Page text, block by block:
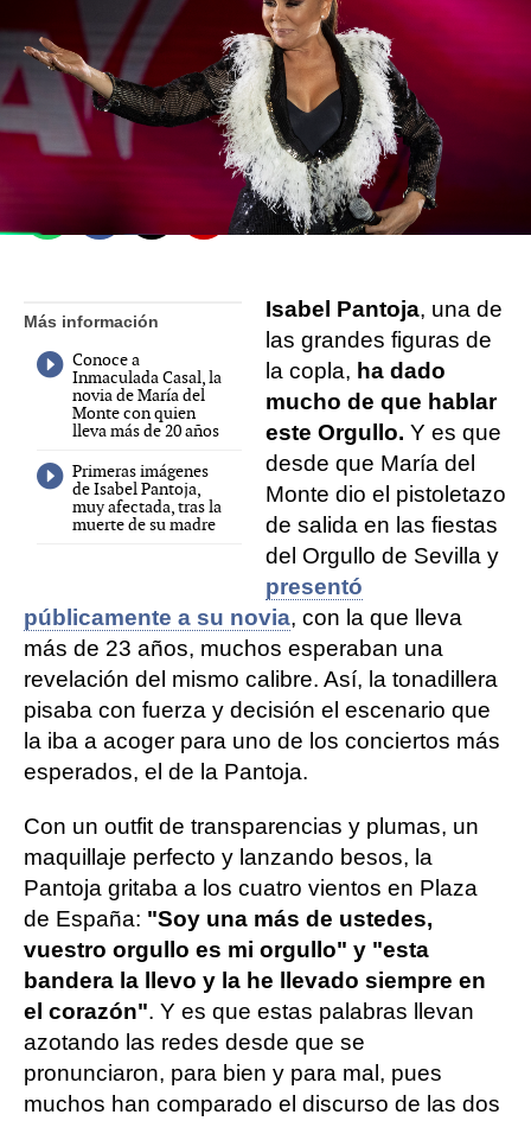
Lucía Montilla
Europa Press
Publicado: 09 de julio de 2022, 10:57
Flipboard
Más información
Conoce a
Inmaculada Casal, la
novia de María del
Monte con quien
lleva más de 20 años
Primeras imágenes
de Isabel Pantoja,
muy afectada, tras la
muerte de su madre
Isabel Pantoja, una de
las grandes figuras de
la copla, ha dado
mucho de que hablar
este Orgullo. Y es que
desde que María del
Monte dio el pistoletazo
de salida en las fiestas
del Orgullo de Sevilla y
presentó
públicamente a su novia, con la que lleva
más de 23 años, muchos esperaban una
revelación del mismo calibre. Así, la tonadillera
pisaba con fuerza y decisión el escenario que
la iba a acoger para uno de los conciertos más
esperados, el de la Pantoja.
Con un outfit de transparencias y plumas, un
maquillaje perfecto y lanzando besos, la
Pantoja gritaba a los cuatro vientos en Plaza
de España: "Soy una más de ustedes,
vuestro orgullo es mi orgullo" y "esta
bandera la llevo y la he llevado siempre en
el corazón". Y es que estas palabras llevan
azotando las redes desde que se
pronunciaron, para bien y para mal, pues
muchos han comparado el discurso de las dos